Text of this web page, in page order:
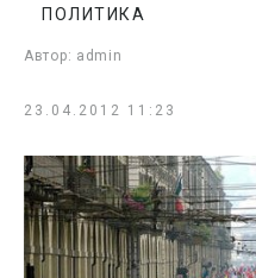
Автор: admin
ПОЛИТИКА
23.04.2012 11:23